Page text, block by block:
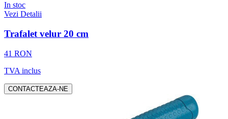
In stoc
Vezi Detalii
Trafalet velur 20 cm
41 RON
TVA inclus
CONTACTEAZA-NE